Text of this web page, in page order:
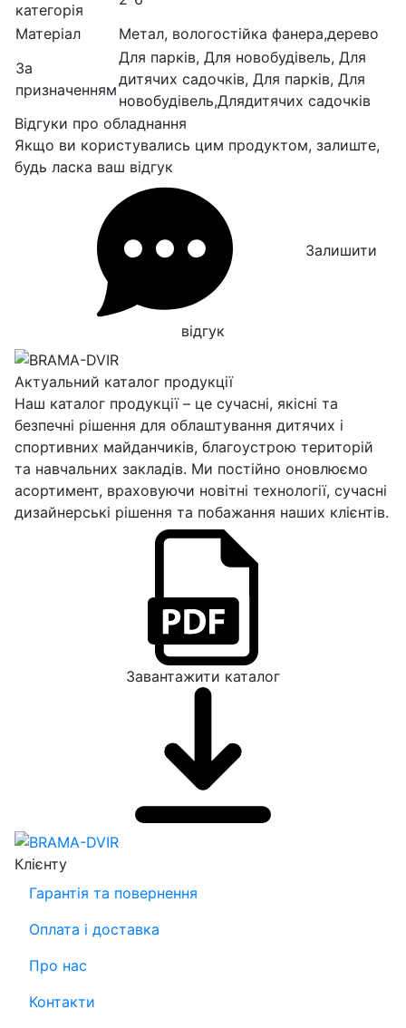
категорія
Матеріал
Метал, вологостійка фанера,дерево
За
призначенням
Для парків, Для новобудівель, Для
дитячих садочків, Для парків, Для
новобудівель,Длядитячих садочків
Відгуки про обладнання
Якщо ви користувались цим продуктом, залиште,
будь ласка ваш відгук
відгук
Актуальний каталог продукції
Наш каталог продукції – це сучасні, якісні та
безпечні рішення для облаштування дитячих і
спортивних майданчиків, благоустрою територій
та навчальних закладів. Ми постійно оновлюємо
асортимент, враховуючи новітні технології, сучасні
дизайнерські рішення та побажання наших клієнтів.
Завантажити каталог
Клієнту
Гарантія та повернення
Оплата і доставка
Про нас
Контакти